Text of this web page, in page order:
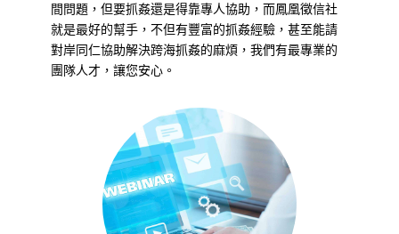
間問題，但要抓姦還是得靠專人協助，而鳳凰徵信社
就是最好的幫手，不但有豐富的抓姦經驗，甚至能請
對岸同仁協助解決跨海抓姦的麻煩，我們有最專業的
團隊人才，讓您安心。